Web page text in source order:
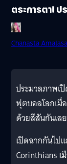
ตระการตา!
Chanasta
ประมวลภาพเ
ฟุตบอลโลกเมื่
ด้วยสีสันกันเล
เปิดฉากกันไป
Corinthians เ